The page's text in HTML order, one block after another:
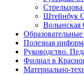
Штейнбук
Волынская
Полезная
Руководство.
Филиал в
Материально-